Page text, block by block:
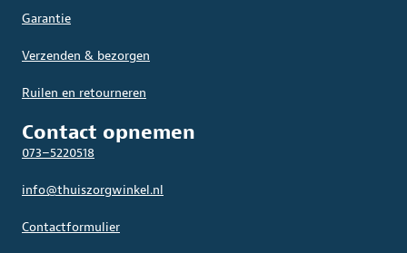
Garantie
Verzenden & bezorgen
Ruilen en retourneren
Contact opnemen
073–5220518
info@thuiszorgwinkel.nl
Contactformulier